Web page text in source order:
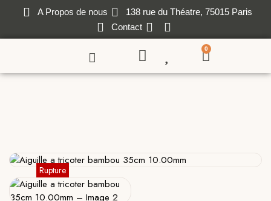
A Propos de nous
138 rue du Théatre, 75015 Paris
Contact
0